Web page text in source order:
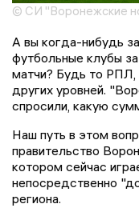
© СИ "Воронежские
А вы когда-нибудь
футбольные клубы
матчи? Будь то РПЛ,
других уровней.
спросили, какую
Наш путь в этом
правительство
котором сейчас
непосредственно
региона.